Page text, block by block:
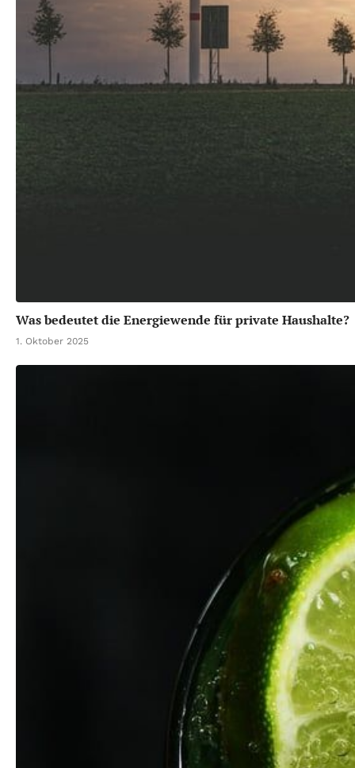
Was bedeutet die Energiewende für private Haushalte?
1. Oktober 2025